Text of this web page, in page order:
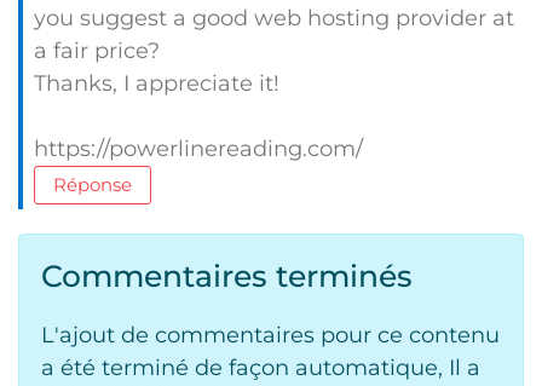
you suggest a good web hosting provider at
a fair price?
Thanks, I appreciate it!
https://powerlinereading.com/
Réponse
Commentaires terminés
L'ajout de commentaires pour ce contenu
a été terminé de façon automatique, Il a